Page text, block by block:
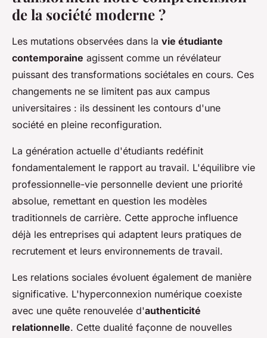
de la société moderne ?
Les mutations observées dans la vie étudiante
contemporaine agissent comme un révélateur
puissant des transformations sociétales en cours. Ces
changements ne se limitent pas aux campus
universitaires : ils dessinent les contours d'une
société en pleine reconfiguration.
La génération actuelle d'étudiants redéfinit
fondamentalement le rapport au travail. L'équilibre vie
professionnelle-vie personnelle devient une priorité
absolue, remettant en question les modèles
traditionnels de carrière. Cette approche influence
déjà les entreprises qui adaptent leurs pratiques de
recrutement et leurs environnements de travail.
Les relations sociales évoluent également de manière
significative. L'hyperconnexion numérique coexiste
avec une quête renouvelée d'authenticité
relationnelle. Cette dualité façonne de nouvelles